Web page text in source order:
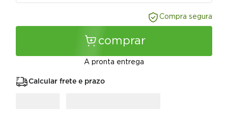
Compra segura
comprar
A pronta entrega
Calcular frete e prazo